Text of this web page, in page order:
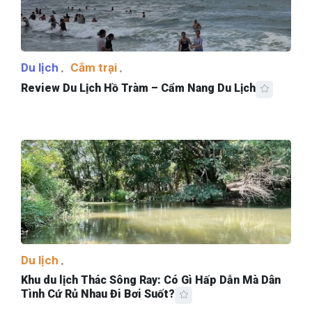
Du lịch Cắm trại
Review Du Lịch Hồ Tràm – Cẩm Nang Du Lịch
Du lịch
Khu du lịch Thác Sông Ray: Có Gì Hấp Dẫn Mà Dân
Tình Cứ Rủ Nhau Đi Bơi Suốt?